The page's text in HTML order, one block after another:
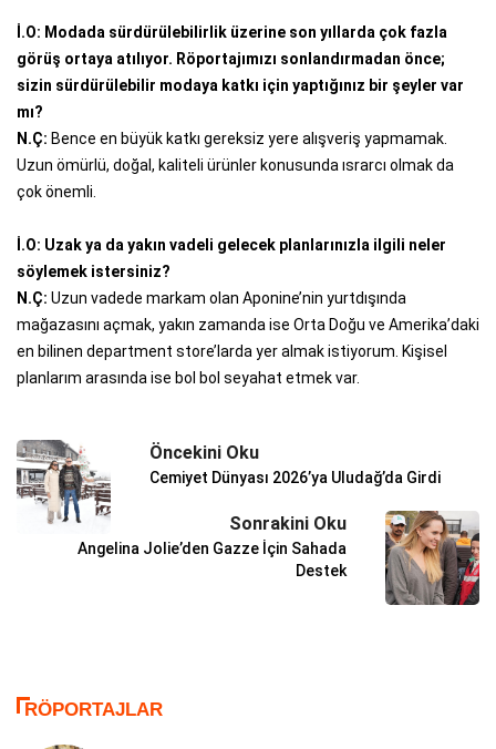
İ.O: Modada sürdürülebilirlik üzerine son yıllarda çok fazla
görüş ortaya atılıyor. Röportajımızı sonlandırmadan önce;
sizin sürdürülebilir modaya katkı için yaptığınız bir şeyler var
mı?
N.Ç: Bence en büyük katkı gereksiz yere alışveriş yapmamak.
Uzun ömürlü, doğal, kaliteli ürünler konusunda ısrarcı olmak da
çok önemli.
İ.O: Uzak ya da yakın vadeli gelecek planlarınızla ilgili neler
söylemek istersiniz?
N.Ç: Uzun vadede markam olan Aponine’nin yurtdışında
mağazasını açmak, yakın zamanda ise Orta Doğu ve Amerika’daki
en bilinen department store’larda yer almak istiyorum. Kişisel
planlarım arasında ise bol bol seyahat etmek var.
Öncekini Oku
Cemiyet Dünyası 2026’ya Uludağ’da Girdi
Sonrakini Oku
Angelina Jolie’den Gazze İçin Sahada
Destek
RÖPORTAJLAR